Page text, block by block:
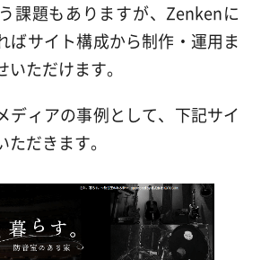
課題もありますが、Zenkenに
ばサイト構成から制作・運用ま
ただけます。
ディアの事例として、下記サイ
ただきます。